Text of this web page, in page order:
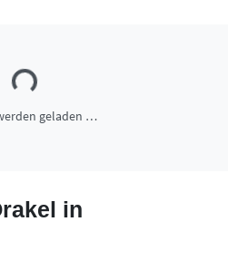
geladen …
in